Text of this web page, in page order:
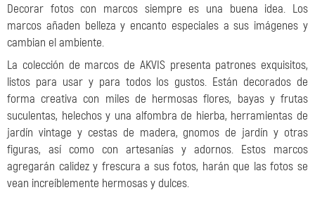
Decorar fotos con marcos siempre es una buena idea. Los
marcos añaden belleza y encanto especiales a sus imágenes y
cambian el ambiente.
La colección de marcos de AKVIS presenta patrones exquisitos,
listos para usar y para todos los gustos. Están decorados de
forma creativa con miles de hermosas flores, bayas y frutas
suculentas, helechos y una alfombra de hierba, herramientas de
jardín vintage y cestas de madera, gnomos de jardín y otras
figuras, así como con artesanías y adornos. Estos marcos
agregarán calidez y frescura a sus fotos, harán que las fotos se
vean increíblemente hermosas y dulces.